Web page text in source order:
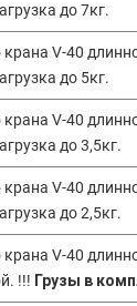
до 7кг.
V-40
до 5кг.
V-40
до 3,5кг.
V-40
до 2,5кг.
V-40
!!! Грузы в